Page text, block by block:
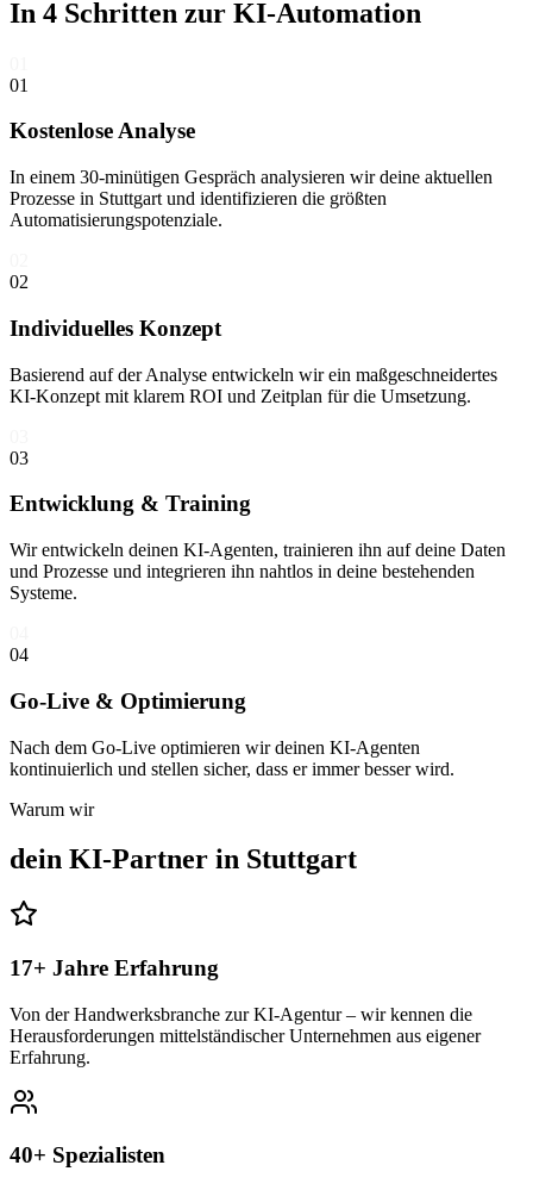
In 4 Schritten zur KI-Automation
01
Kostenlose Analyse
In einem 30-minütigen Gespräch analysieren wir deine aktuellen
Prozesse in Stuttgart und identifizieren die größten
Automatisierungspotenziale.
02
Individuelles Konzept
Basierend auf der Analyse entwickeln wir ein maßgeschneidertes
KI-Konzept mit klarem ROI und Zeitplan für die Umsetzung.
03
Entwicklung & Training
Wir entwickeln deinen KI-Agenten, trainieren ihn auf deine Daten
und Prozesse und integrieren ihn nahtlos in deine bestehenden
Systeme.
04
Go-Live & Optimierung
Nach dem Go-Live optimieren wir deinen KI-Agenten
kontinuierlich und stellen sicher, dass er immer besser wird.
Warum wir
dein KI-Partner in Stuttgart
17+ Jahre Erfahrung
Von der Handwerksbranche zur KI-Agentur – wir kennen die
Herausforderungen mittelständischer Unternehmen aus eigener
Erfahrung.
40+ Spezialisten